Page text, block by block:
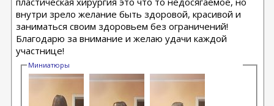
внутри зрело желание быть здоровой, красивой и
заниматься своим здоровьем без ограничений!
Благодарю за внимание и желаю удачи каждой
участнице!
Миниатюры